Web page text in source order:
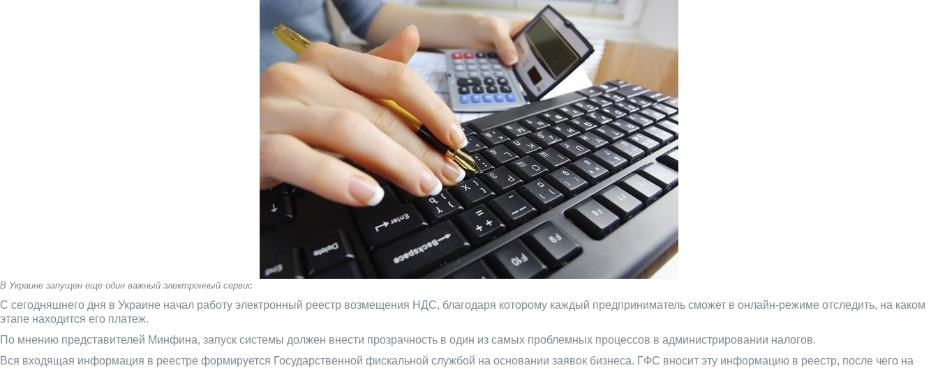
В Украине запущен еще один важный электронный сервис
С сегодняшнего дня в Украине начал работу электронный реестр возмещения НДС, благодаря которому каждый предприниматель сможет в онлайн-режиме отследить, на каком
этапе находится его платеж.
По мнению представителей Минфина, запуск системы должен внести прозрачность в один из самых проблемных процессов в администрировании налогов.
Вся входящая информация в реестре формируется Государственной фискальной службой на основании заявок бизнеса. ГФС вносит эту информацию в реестр, после чего на